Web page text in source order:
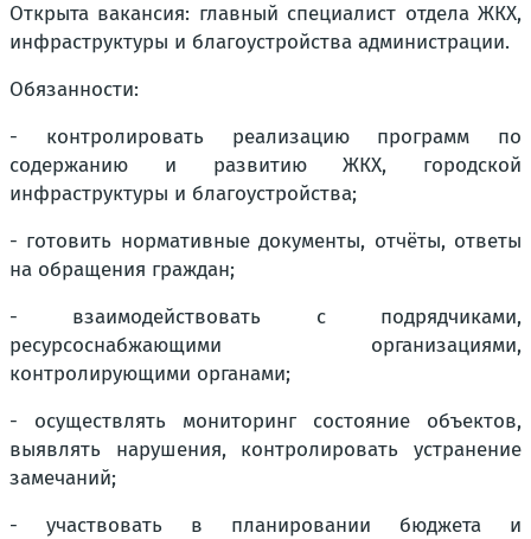
Открыта вакансия: главный специалист отдела ЖКХ,
инфраструктуры и благоустройства администрации.
Обязанности:
- контролировать реализацию программ по
содержанию и развитию ЖКХ, городской
инфраструктуры и благоустройства;
- готовить нормативные документы, отчёты, ответы
на обращения граждан;
- взаимодействовать с подрядчиками,
ресурсоснабжающими организациями,
контролирующими органами;
- осуществлять мониторинг состояние объектов,
выявлять нарушения, контролировать устранение
замечаний;
- участвовать в планировании бюджета и